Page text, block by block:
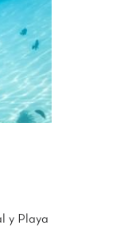
y Playa